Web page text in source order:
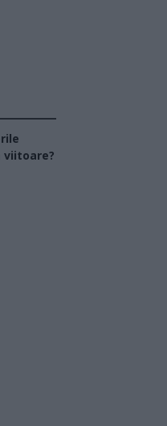
viitoare?